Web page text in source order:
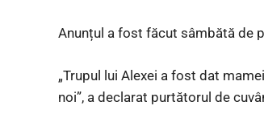
Anunțul a fost făcut sâmbătă de
„Trupul lui Alexei a fost dat
noi”, a declarat purtătorul de